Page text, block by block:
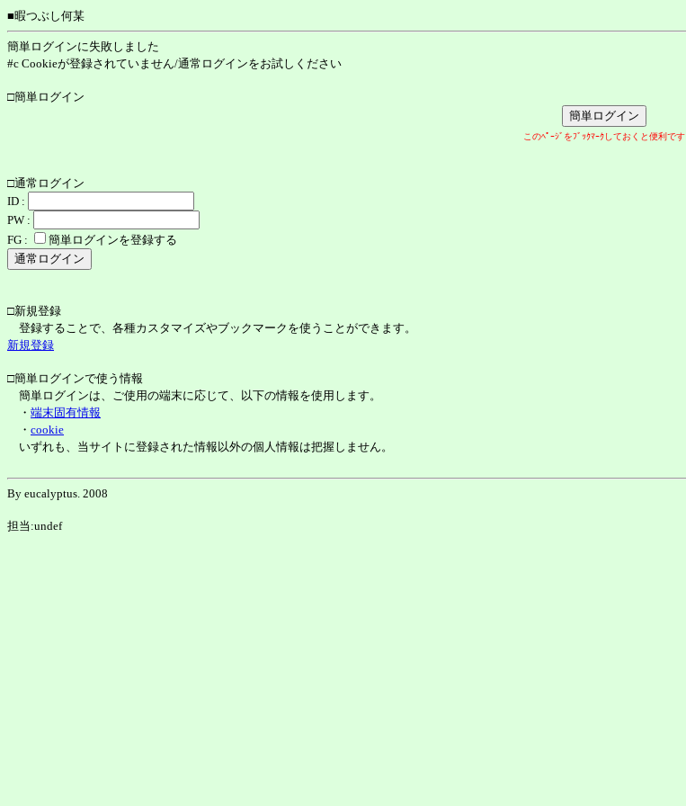
■暇つぶし何某
簡単ログインに失敗しました
#c Cookieが登録されていません/通常ログインをお試しください
□簡単ログイン
このﾍﾟｰｼﾞをﾌﾞｯｸﾏｰｸしておくと便利です
□通常ログイン
ID :
PW :
FG :
簡単ログインを登録する
□新規登録
登録することで、各種カスタマイズやブックマークを使うことができます。
新規登録
□簡単ログインで使う情報
簡単ログインは、ご使用の端末に応じて、以下の情報を使用します。
・ 端末固有情報
・ cookie
いずれも、当サイトに登録された情報以外の個人情報は把握しません。
By eucalyptus. 2008
担当:undef